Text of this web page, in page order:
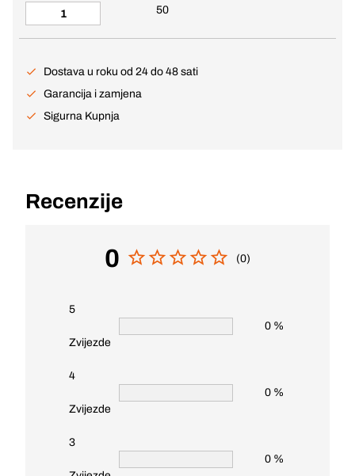
50
Dostava u roku od 24 do 48 sati
Garancija i zamjena
Sigurna Kupnja
Recenzije
0 (0)
5
Zvijezde
0 %
4
Zvijezde
0 %
3
0 %